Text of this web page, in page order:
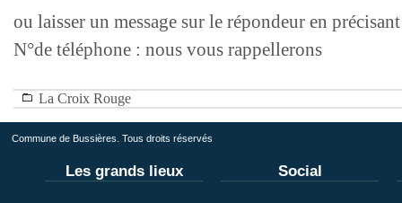
ou laisser un message sur le répondeur en
N°de téléphone : nous vous rappellerons
La Croix Rouge
Commune de Bussières. Tous droits réservés
Les grands lieux Social